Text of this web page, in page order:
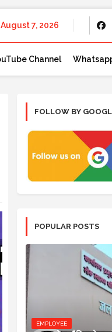
August 7, 2026
Channel
FOLLOW BY
POPULAR POSTS
EMPLOYEE